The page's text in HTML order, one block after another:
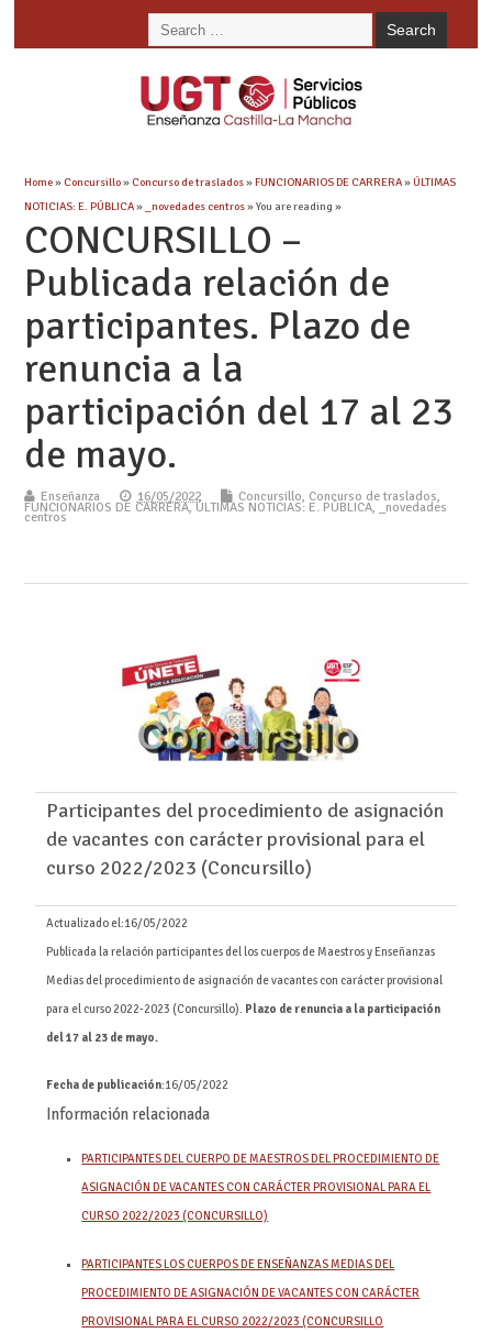
Home» Concursillo» Concurso de traslados»FUNCIONARIOS DE CARRERA»ÚLTIMAS
NOTICIAS: E. PÚBLICA» _novedades centros» You are reading »
CONCURSILLO –
Publicada relación de
participantes. Plazo de
renuncia a la
participación del 17 al 23
de mayo.
Enseñanza 16/05/2022 Concursillo, Concurso de traslados,
FUNCIONARIOS DE CARRERA,ÚLTIMAS NOTICIAS: E. PÚBLICA, _novedades
centros
Participantes del procedimiento de asignación
de vacantes con carácter provisional para el
curso 2022/2023 (Concursillo)
Actualizado el:16/05/2022
Publicada la relación participantes del los cuerpos de Maestros y Enseñanzas
Medias del procedimiento de asignación de vacantes con carácter provisional
para el curso 2022-2023 (Concursillo). Plazo de renuncia a la participación
del 17 al 23 de mayo.
Fecha de publicación:16/05/2022
Información relacionada
PARTICIPANTES DEL CUERPO DE MAESTROS DEL PROCEDIMIENTO DE
ASIGNACIÓN DE VACANTES CON CARÁCTER PROVISIONAL PARA EL
CURSO 2022/2023 (CONCURSILLO)
PARTICIPANTES LOS CUERPOS DE ENSEÑANZAS MEDIAS DEL
PROCEDIMIENTO DE ASIGNACIÓN DE VACANTES CON CARÁCTER
PROVISIONAL PARA EL CURSO 2022/2023 (CONCURSILLO